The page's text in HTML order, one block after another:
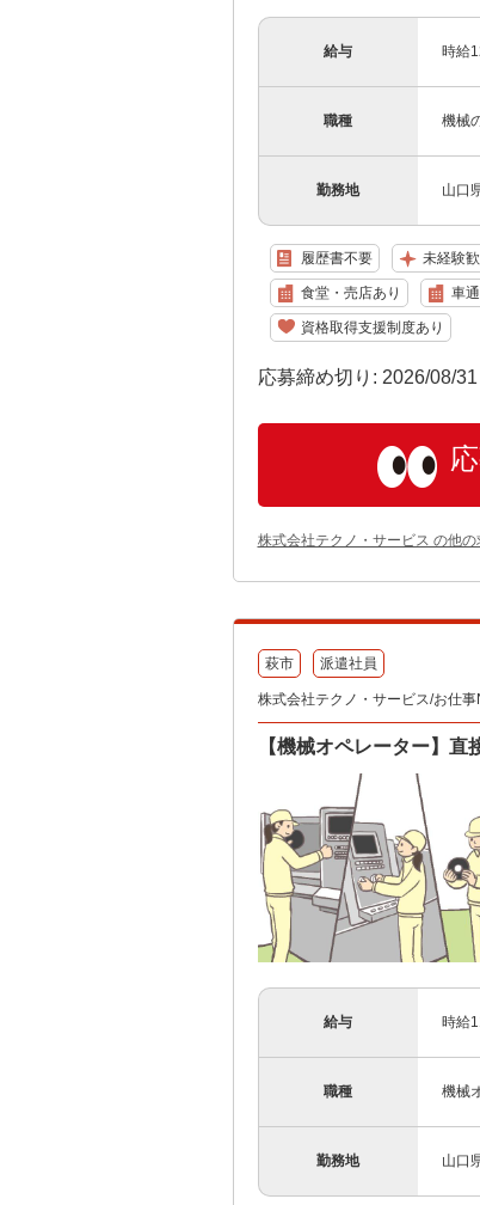
給与 時給
職種 機械
勤務地 山口
履歴書不要 未経験
食堂・売店あり 車
資格取得支援制度あり
応募締め切り: 2026/08/
株式会社テクノ・サービス の他の
萩市 派遣社員
株式会社テクノ・サービス/お仕
【機械オペレーター】
給与 時給
職種 機械
勤務地 山口